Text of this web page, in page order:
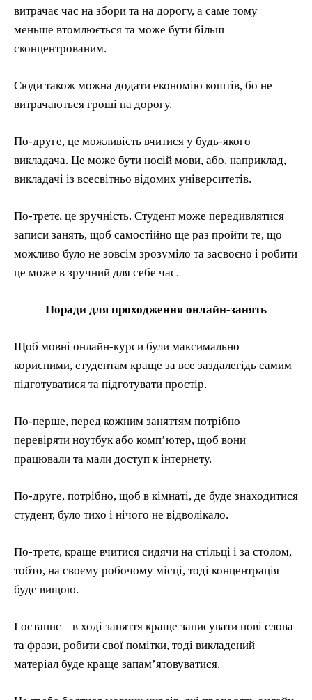
витрачає час на збори та на дорогу, а саме тому
меньше втомлюється та може бути більш
сконцентрованим.
Сюди також можна додати економію коштів, бо не
витрачаються гроші на дорогу.
По-друге, це можливість вчитися у будь-якого
викладача. Це може бути носій мови, або, наприклад,
викладачі із всесвітньо відомих університетів.
По-третє, це зручність. Студент може передивлятися
записи занять, щоб самостійно ще раз пройти те, що
можливо було не зовсім зрозуміло та засвоєно і робити
це може в зручний для себе час.
Поради для проходження онлайн-занять
Щоб мовні онлайн-курси були максимально
корисними, студентам краще за все заздалегідь самим
підготуватися та підготувати простір.
По-перше, перед кожним заняттям потрібно
перевіряти ноутбук або комп’ютер, щоб вони
працювали та мали доступ к інтернету.
По-друге, потрібно, щоб в кімнаті, де буде знаходитися
студент, було тихо і нічого не відволікало.
По-третє, краще вчитися сидячи на стільці і за столом,
тобто, на своєму робочому місці, тоді концентрація
буде вищою.
І останнє – в ході заняття краще записувати нові слова
та фрази, робити свої помітки, тоді викладений
матеріал буде краще запам’ятовуватися.